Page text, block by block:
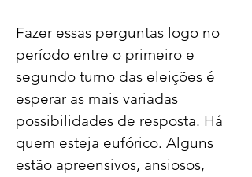
Fazer essas perguntas logo no
período entre o primeiro e
segundo turno das eleições é
esperar as mais variadas
possibilidades de resposta. Há
quem esteja eufórico. Alguns
estão apreensivos, ansiosos,